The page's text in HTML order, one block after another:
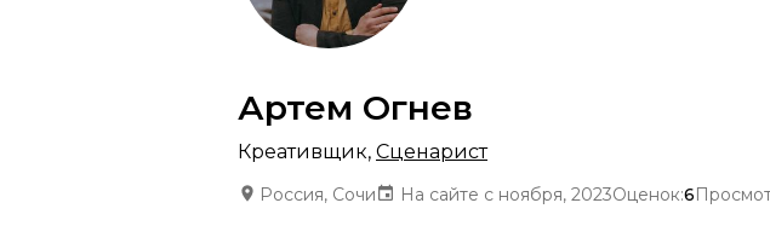
Артем Огнев
Креативщик, Сценарист
Россия, Сочи На сайте с ноября, 2023Оценок:6